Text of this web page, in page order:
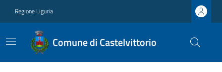
Regione Liguria
Comune di Castelvittorio